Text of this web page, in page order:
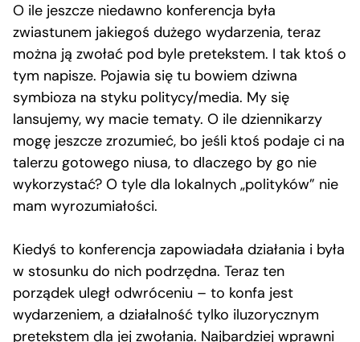
O ile jeszcze niedawno konferencja była
zwiastunem jakiegoś dużego wydarzenia, teraz
można ją zwołać pod byle pretekstem. I tak ktoś o
tym napisze. Pojawia się tu bowiem dziwna
symbioza na styku politycy/media. My się
lansujemy, wy macie tematy. O ile dziennikarzy
mogę jeszcze zrozumieć, bo jeśli ktoś podaje ci na
talerzu gotowego niusa, to dlaczego by go nie
wykorzystać? O tyle dla lokalnych „polityków” nie
mam wyrozumiałości.
Kiedyś to konferencja zapowiadała działania i była
w stosunku do nich podrzędna. Teraz ten
porządek uległ odwróceniu – to konfa jest
wydarzeniem, a działalność tylko iluzorycznym
pretekstem dla jej zwołania. Najbardziej wprawni